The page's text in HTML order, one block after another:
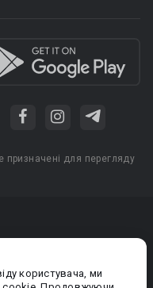
користувача, ми
призначені для перегляду